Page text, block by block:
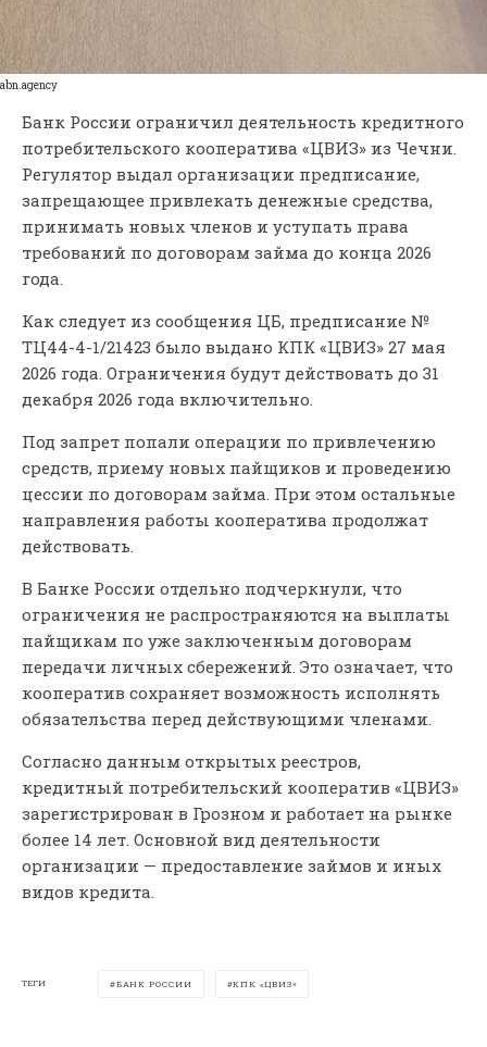
abn.agency
Банк России ограничил деятельность кредитного
потребительского кооператива «ЦВИЗ» из Чечни.
Регулятор выдал организации предписание,
запрещающее привлекать денежные средства,
принимать новых членов и уступать права
требований по договорам займа до конца 2026
года.
Как следует из сообщения ЦБ, предписание №
ТЦ44-4-1/21423 было выдано КПК «ЦВИЗ» 27 мая
2026 года. Ограничения будут действовать до 31
декабря 2026 года включительно.
Под запрет попали операции по привлечению
средств, приему новых пайщиков и проведению
цессии по договорам займа. При этом остальные
направления работы кооператива продолжат
действовать.
В Банке России отдельно подчеркнули, что
ограничения не распространяются на выплаты
пайщикам по уже заключенным договорам
передачи личных сбережений. Это означает, что
кооператив сохраняет возможность исполнять
обязательства перед действующими членами.
Согласно данным открытых реестров,
кредитный потребительский кооператив «ЦВИЗ»
зарегистрирован в Грозном и работает на рынке
более 14 лет. Основной вид деятельности
организации — предоставление займов и иных
видов кредита.
ТЕГИ БАНК РОССИИ КПК «ЦВИЗ»